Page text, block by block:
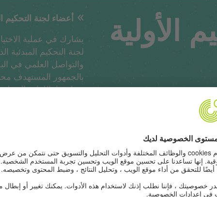
الأولية أعضاء لجنة
لجنة التحكيم المبدئية
والتواصل العلمي في
بالجمهور المستهدف
ودبلجتها باللغات